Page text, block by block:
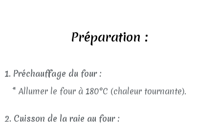
Préparation :
1. Préchauffage du four :
* Allumer le four à 180°C (chaleur tournante).
2. Cuisson de la raie au four :